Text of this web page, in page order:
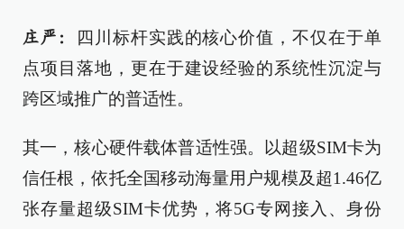
庄严：
四川标杆实践的核心价值，不仅在于单
点项目落地，更在于建设经验的系统性沉淀与
跨区域推广的普适性。
其一，核心硬件载体普适性强。以超级SIM卡为
信任根，依托全国移动海量用户规模及超1.46亿
张存量超级SIM卡优势，将5G专网接入、身份